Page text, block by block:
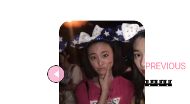
PREVIOUS
🏰🏰🏰